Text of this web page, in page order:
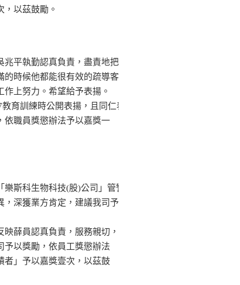
，以茲鼓勵。
兆平執勤認真負責，盡責地把
的時候他都能很有效的疏導客
作上努力。希望給予表揚。
育訓練時公開表揚，且同仁表
依職員獎懲辦法予以嘉獎一
斯科生物科技(股)公司」管警
，深獲業方肯定，建議我司予
映薛員認真負責，服務親切，
予以獎勵，依員工獎懲辦法
者」予以嘉獎壹次，以茲鼓